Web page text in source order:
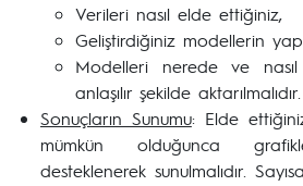
Verileri nasıl elde ettiğiniz,
Geliştirdiğiniz modellerin
Modelleri nerede ve
anlaşılır şekilde aktarılmalıdır.
Sonuçların Sunumu: Elde
mümkün olduğunca
desteklenerek sunulmalıdır.